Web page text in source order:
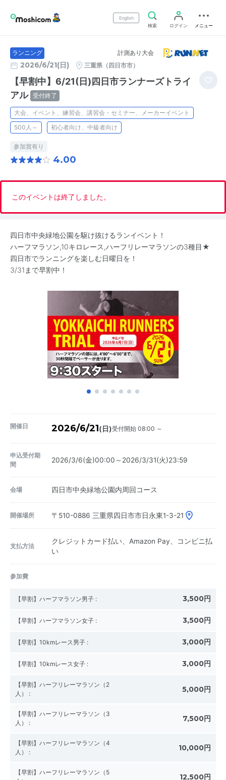
English
検索
ログイン メニュー
ランニング 計測あり大会
2026/6/21(日) 三重県（四日市市）
【早割中】6/21(日)四日市ランナーズトライ
アル 受付終了
大会、イベント、練習会、講習会・セミナー、メーカーイベント
500人～
初心者向け、中級者向け
参加賞有り
4.00
このイベントは終了しました。
四日市中央緑地公園を駆け抜けるランイベント！
ハーフマラソン,10キロレース,ハーフリレーマラソンの3種目★
四日市でランニングを楽しむ日曜日を！
3/31まで早割中！
開催日 2026/6/21(日)受付開始 08:00 ～
申込受付期
間
2026/3/6(金)00:00～2026/3/31(火)23:59
会場 四日市中央緑地公園内周回コース
開催場所 〒510-0886 三重県四日市市日永東1-3-21
支払方法
クレジットカード払い、Amazon Pay、コンビニ払
い
参加費
【早割】ハーフマラソン男子 : 3,500円
【早割】ハーフマラソン女子 : 3,500円
【早割】10kmレース男子 : 3,000円
【早割】10kmレース女子 : 3,000円
【早割】ハーフリレーマラソン（2
人） : 5,000円
【早割】ハーフリレーマラソン（3
人） : 7,500円
【早割】ハーフリレーマラソン（4
人） : 10,000円
【早割】ハーフリレーマラソン（5
12,500円